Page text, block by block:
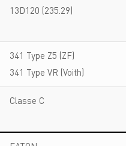
13D120 (235.29)
341 Type Z5 (ZF)
341 Type VR (Voith)
Classe C